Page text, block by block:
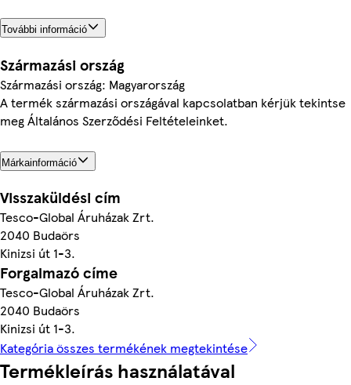
További információ
Származási ország
Származási ország: Magyarország
A termék származási országával kapcsolatban kérjük tekintse
meg Általános Szerződési Feltételeinket.
Márkainformáció
Visszaküldési cím
Tesco-Global Áruházak Zrt.
2040 Budaörs
Kinizsi út 1-3.
Forgalmazó címe
Tesco-Global Áruházak Zrt.
2040 Budaörs
Kinizsi út 1-3.
Kategória összes termékének megtekintése
Termékleírás használatával